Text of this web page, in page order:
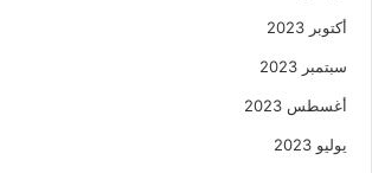
أكتوبر 2023
سبتمبر 2023
أغسطس 2023
يوليو 2023